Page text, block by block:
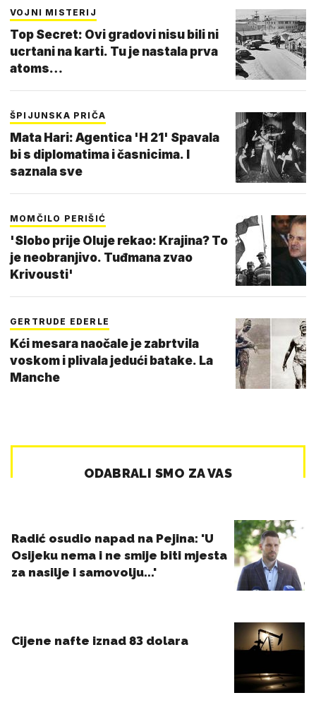
VOJNI MISTERIJ
Top Secret: Ovi gradovi nisu bili ni
ucrtani na karti. Tu je nastala prva
atoms…
ŠPIJUNSKA PRIČA
Mata Hari: Agentica 'H 21' Spavala
bi s diplomatima i časnicima. I
saznala sve
MOMČILO PERIŠIĆ
'Slobo prije Oluje rekao: Krajina? To
je neobranjivo. Tuđmana zvao
Krivousti'
GERTRUDE EDERLE
Kći mesara naočale je zabrtvila
voskom i plivala jedući batake. La
Manche